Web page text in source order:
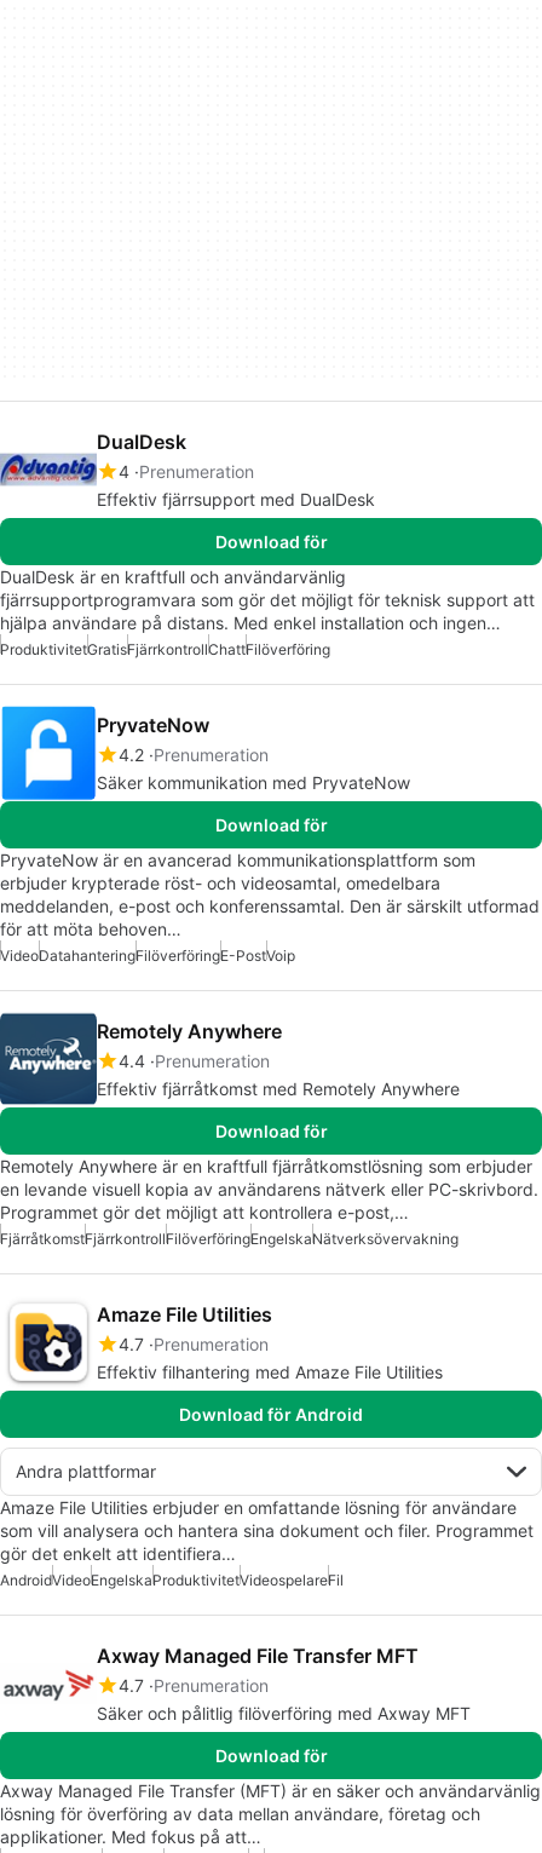
DualDesk
4 Prenumeration
Effektiv fjärrsupport med DualDesk
Download för
DualDesk är en kraftfull och användarvänlig
fjärrsupportprogramvara som gör det möjligt för teknisk support att
hjälpa användare på distans. Med enkel installation och ingen…
ProduktivitetGratisFjärrkontrollChattFilöverföring
PryvateNow
4.2 Prenumeration
Säker kommunikation med PryvateNow
Download för
PryvateNow är en avancerad kommunikationsplattform som
erbjuder krypterade röst- och videosamtal, omedelbara
meddelanden, e-post och konferenssamtal. Den är särskilt utformad
för att möta behoven…
VideoDatahanteringFilöverföringE-PostVoip
Remotely Anywhere
4.4 Prenumeration
Effektiv fjärråtkomst med Remotely Anywhere
Download för
Remotely Anywhere är en kraftfull fjärråtkomstlösning som erbjuder
en levande visuell kopia av användarens nätverk eller PC-skrivbord.
Programmet gör det möjligt att kontrollera e-post,…
FjärråtkomstFjärrkontrollFilöverföringEngelskaNätverksövervakning
Amaze File Utilities
4.7 Prenumeration
Effektiv filhantering med Amaze File Utilities
Download för Android
Andra plattformar
Amaze File Utilities erbjuder en omfattande lösning för användare
som vill analysera och hantera sina dokument och filer. Programmet
gör det enkelt att identifiera…
AndroidVideoEngelskaProduktivitetVideospelareFil
Axway Managed File Transfer MFT
4.7 Prenumeration
Säker och pålitlig filöverföring med Axway MFT
Download för
Axway Managed File Transfer (MFT) är en säker och användarvänlig
lösning för överföring av data mellan användare, företag och
applikationer. Med fokus på att…